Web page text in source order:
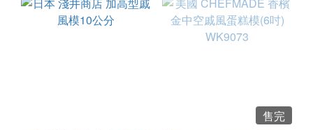
售完